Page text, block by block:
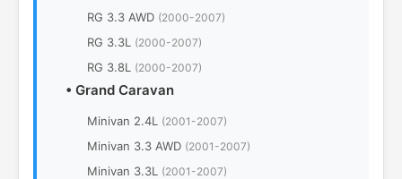
RG 3.3 AWD (2000-2007)
RG 3.3L (2000-2007)
RG 3.8L (2000-2007)
• Grand Caravan
Minivan 2.4L (2001-2007)
Minivan 3.3 AWD (2001-2007)
Minivan 3.3L (2001-2007)